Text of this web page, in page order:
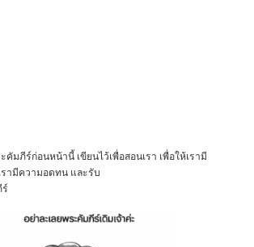
คัมภีร์ก่อนหน้านี้ เขียนไว้เพื่อสอนเรา เพื่อให้เรามี
ามีความอดทน และรับ